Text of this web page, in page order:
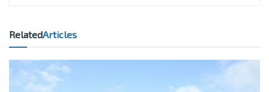
RelatedArticles